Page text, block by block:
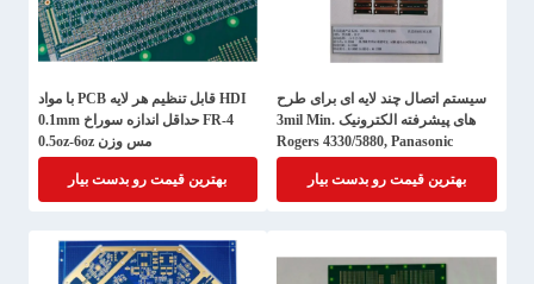
سیستم اتصال چند لایه ای برای طرح
های پیشرفته الکترونیک 3mil Min.
Rogers 4330/5880, Panasonic
MEGTRON
بهترین قیمت رو بدست بیار
HDI قابل تنظیم هر لایه PCB با مواد
FR-4 حداقل اندازه سوراخ 0.1mm
مس وزن 0.5oz-6oz
بهترین قیمت رو بدست بیار